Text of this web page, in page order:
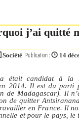
j’ai quitté
Société Publication : 14
était candidat à la
2014. Il est du parti
de Madagascar). Il
de quitter
en France. Il
et pour le pays, le